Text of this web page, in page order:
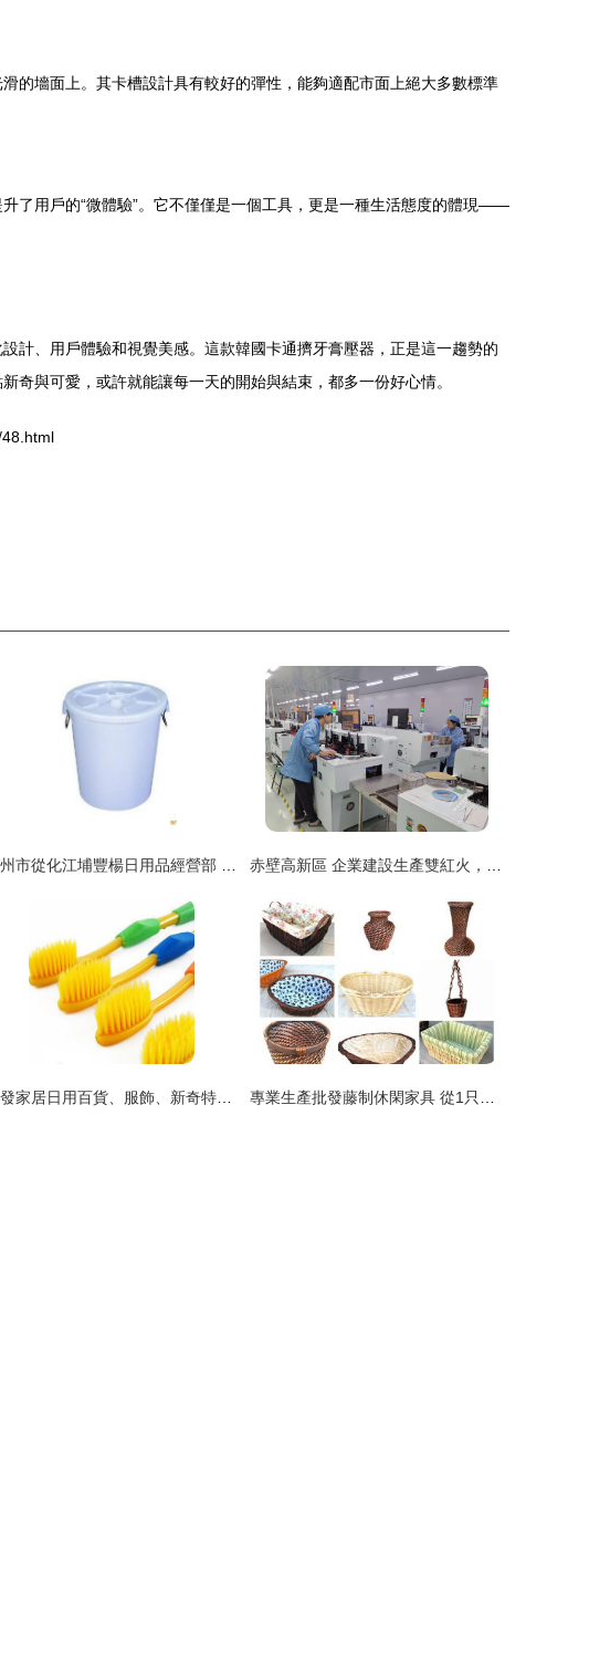
的墻面上。其卡槽設計具有較好的彈性，能夠適配市面上絕大多數標準
了用戶的“微體驗”。它不僅僅是一個工具，更是一種生活態度的體現——
計、用戶體驗和視覺美感。這款韓國卡通擠牙膏壓器，正是這一趨勢的
與可愛，或許就能讓每一天的開始與結束，都多一份好心情。